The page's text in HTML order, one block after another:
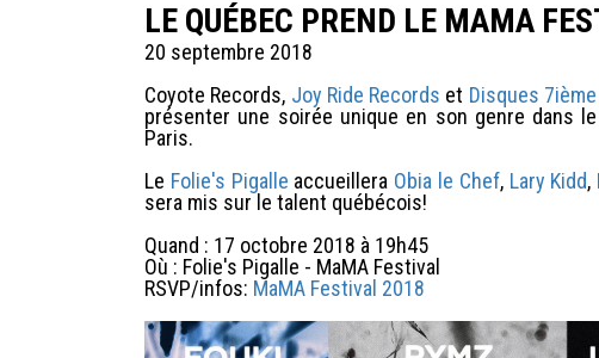
LE QUÉBEC PREND LE MAMA
20 septembre 2018
Coyote Records, Joy Ride Records et Disques 7ième
présenter une soirée unique en son genre dans
Paris.
Le Folie's Pigalle accueillera Obia le Chef, Lary Kidd,
sera mis sur le talent québécois!
Quand : 17 octobre 2018 à 19h45
Où : Folie's Pigalle - MaMA Festival
RSVP/infos: MaMA Festival 2018